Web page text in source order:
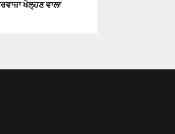
ਖੋਲ੍ਹਣ ਵਾਲਾ